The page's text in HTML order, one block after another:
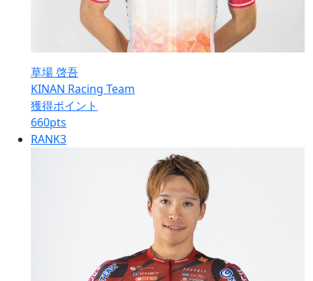
草場 啓吾
KINAN Racing Team
獲得ポイント
660pts
RANK3